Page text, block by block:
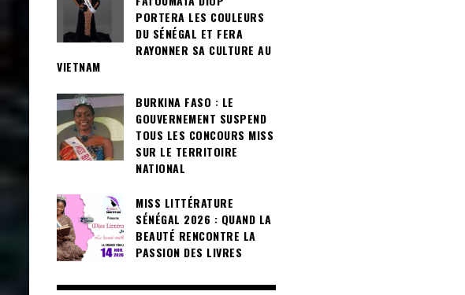
PORTERA LES COULEURS
DU SÉNÉGAL ET FERA
RAYONNER SA CULTURE AU
VIETNAM
BURKINA FASO : LE
GOUVERNEMENT SUSPEND
TOUS LES CONCOURS MISS
SUR LE TERRITOIRE
NATIONAL
MISS LITTÉRATURE
SÉNÉGAL 2026 : QUAND LA
BEAUTÉ RENCONTRE LA
PASSION DES LIVRES